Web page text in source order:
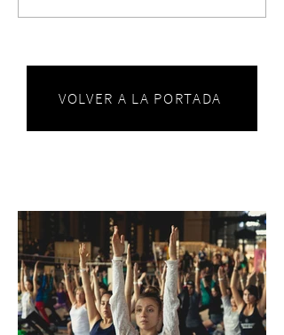
VOLVER A LA PORTADA